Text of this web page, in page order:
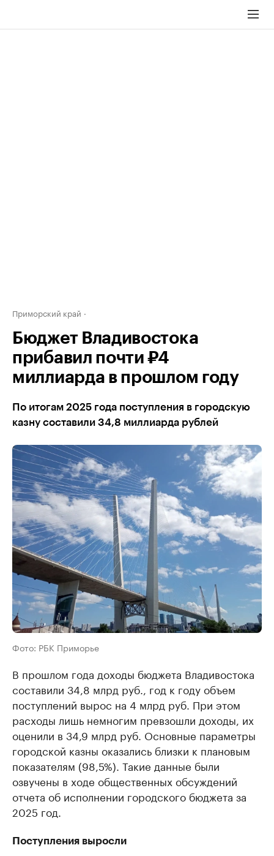
Приморский край
Бюджет Владивостока
прибавил почти ₽4
миллиарда в прошлом году
По итогам 2025 года поступления в городскую
казну составили 34,8 миллиарда рублей
Фото: РБК Приморье
В прошлом года доходы бюджета Владивостока
составили 34,8 млрд руб., год к году объем
поступлений вырос на 4 млрд руб. При этом
расходы лишь немногим превзошли доходы, их
оценили в 34,9 млрд руб. Основные параметры
городской казны оказались близки к плановым
показателям (98,5%). Такие данные были
озвучены в ходе общественных обсуждений
отчета об исполнении городского бюджета за
2025 год.
Поступления выросли